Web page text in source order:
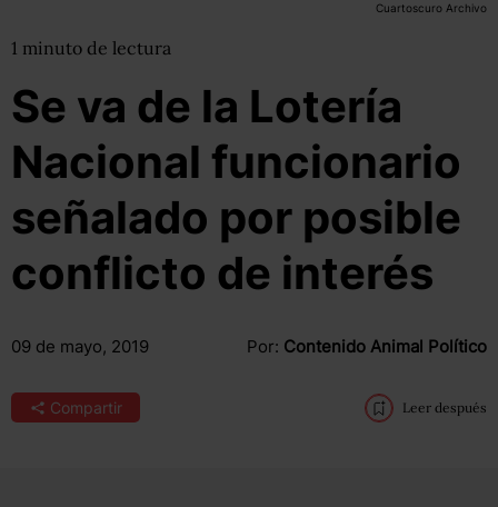
Cuartoscuro Archivo
1 minuto de lectura
Se va de la Lotería
Nacional funcionario
señalado por posible
conflicto de interés
09 de mayo, 2019 Por: Contenido Animal Político
Compartir Leer después